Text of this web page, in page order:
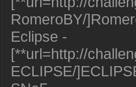
RomeroBY/
Eclipse -
[**url=http://
ECLIPSE/